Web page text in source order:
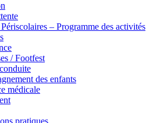
– Programme des activités
/ Footfest
des enfants
médicale
pratiques